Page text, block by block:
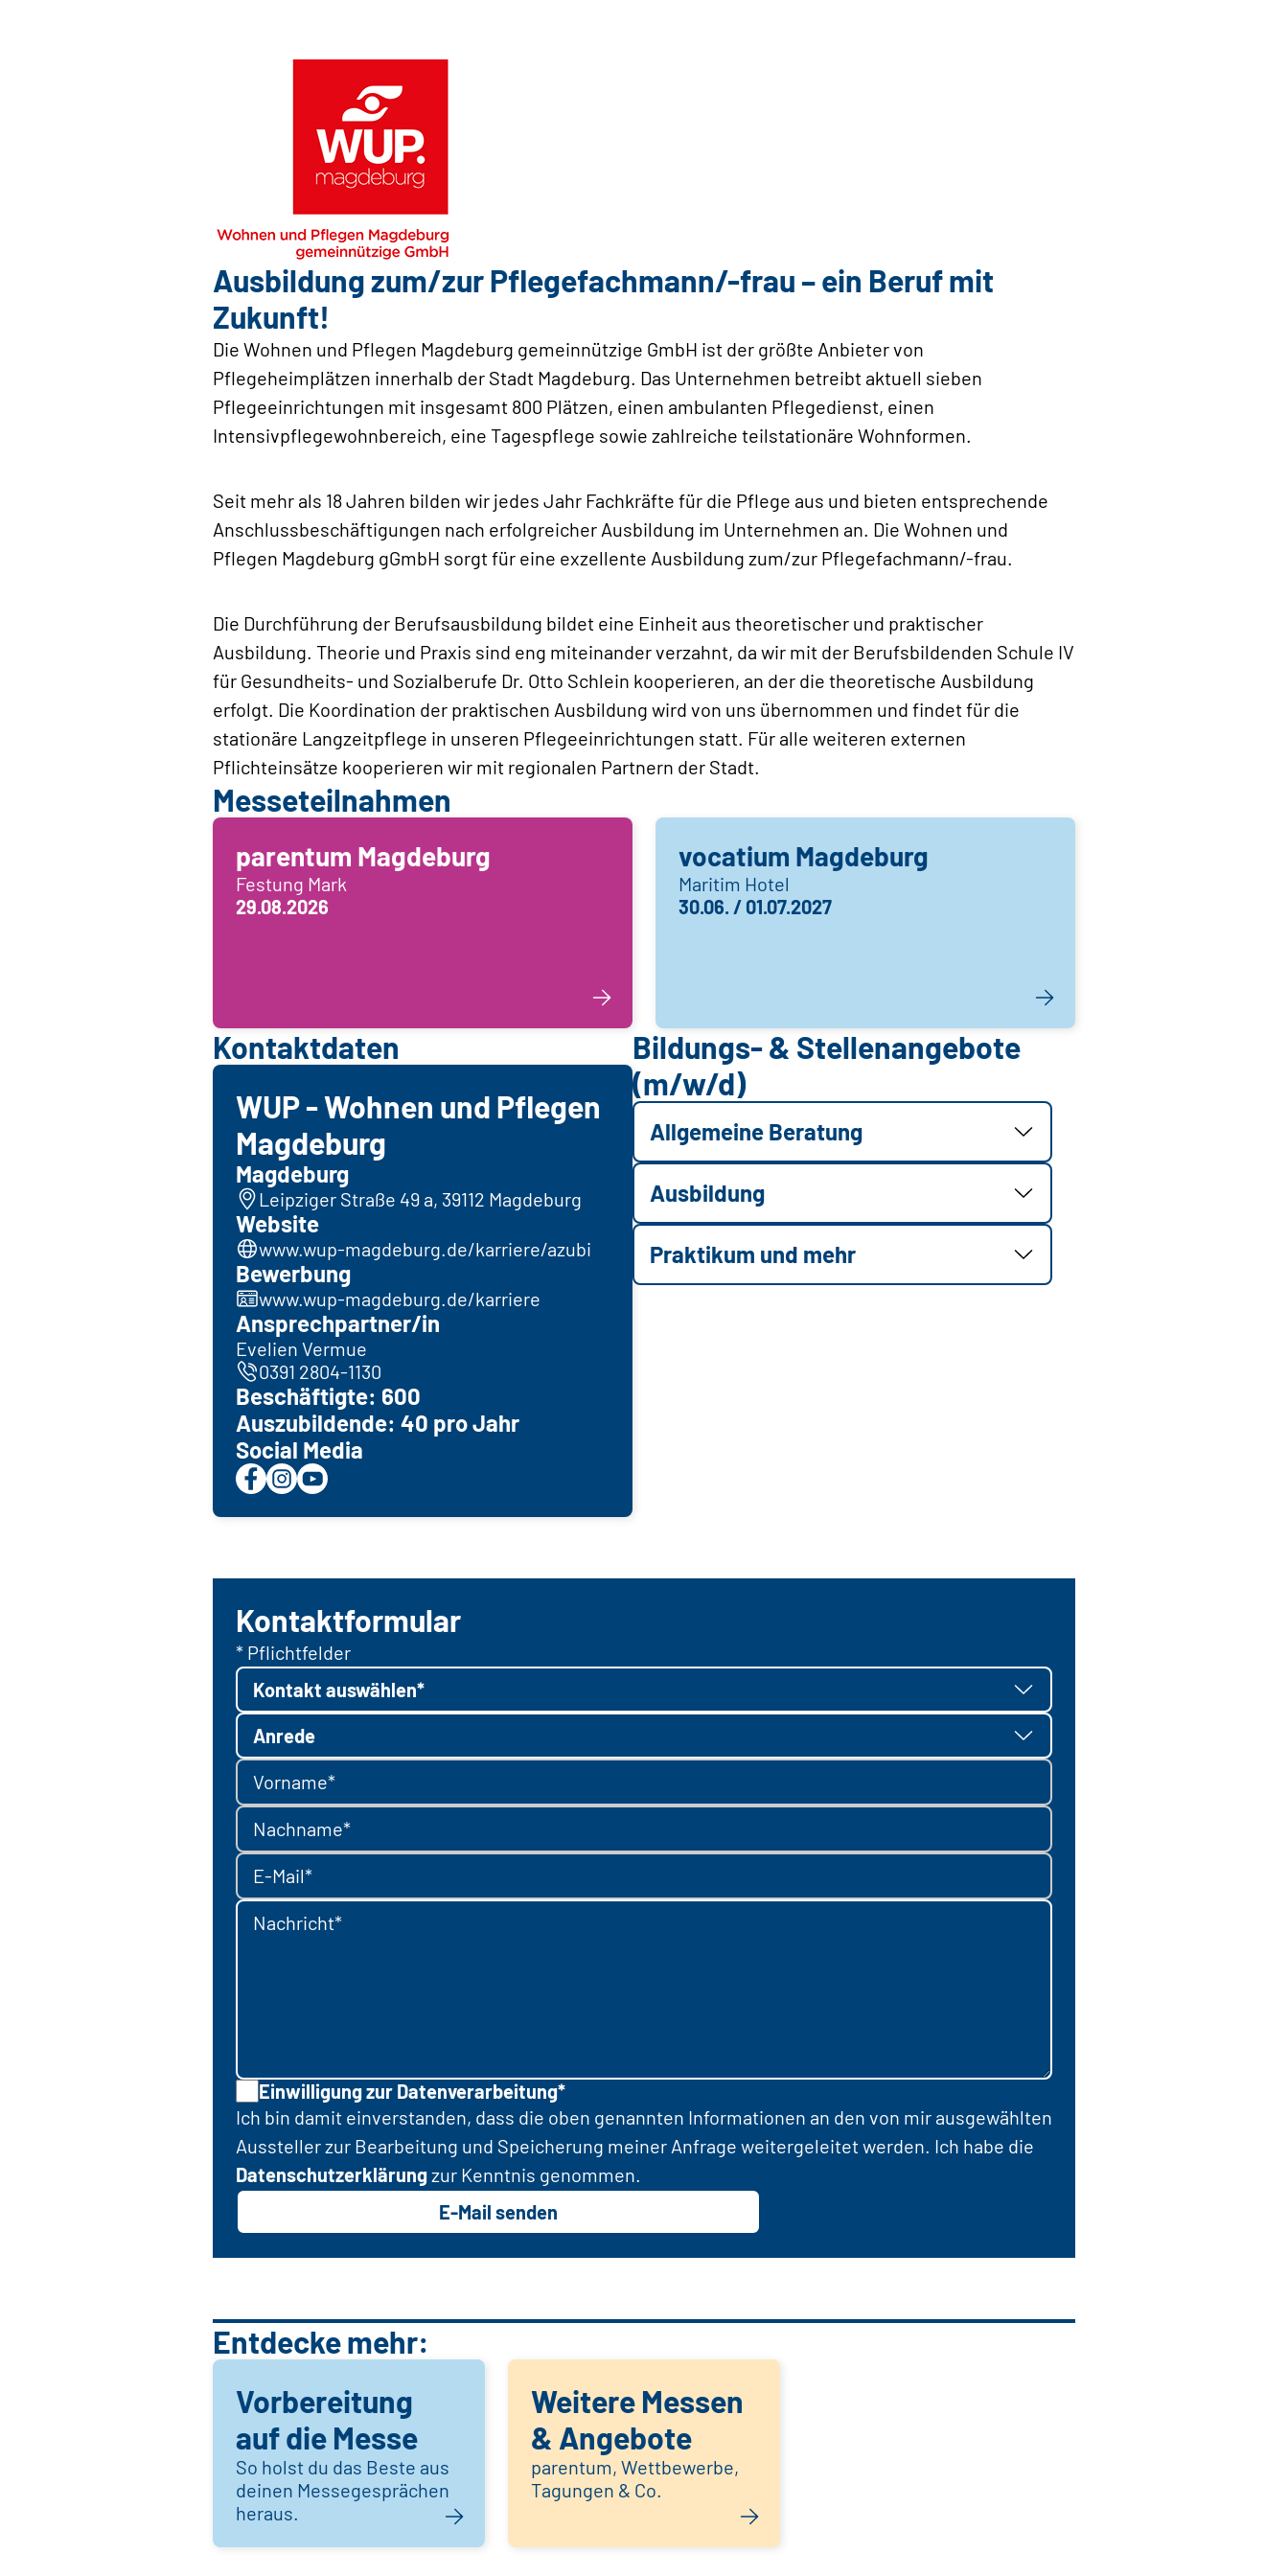
Ausbildung zum/zur Pflegefachmann/-frau – ein Beruf mit
Zukunft!
Die Wohnen und Pflegen Magdeburg gemeinnützige GmbH ist der größte Anbieter von
Pflegeheimplätzen innerhalb der Stadt Magdeburg. Das Unternehmen betreibt aktuell sieben
Pflegeeinrichtungen mit insgesamt 800 Plätzen, einen ambulanten Pflegedienst, einen
Intensivpflegewohnbereich, eine Tagespflege sowie zahlreiche teilstationäre Wohnformen.
Seit mehr als 18 Jahren bilden wir jedes Jahr Fachkräfte für die Pflege aus und bieten entsprechende
Anschlussbeschäftigungen nach erfolgreicher Ausbildung im Unternehmen an. Die Wohnen und
Pflegen Magdeburg gGmbH sorgt für eine exzellente Ausbildung zum/zur Pflegefachmann/-frau.
Die Durchführung der Berufsausbildung bildet eine Einheit aus theoretischer und praktischer
Ausbildung. Theorie und Praxis sind eng miteinander verzahnt, da wir mit der Berufsbildenden Schule IV
für Gesundheits- und Sozialberufe Dr. Otto Schlein kooperieren, an der die theoretische Ausbildung
erfolgt. Die Koordination der praktischen Ausbildung wird von uns übernommen und findet für die
stationäre Langzeitpflege in unseren Pflegeeinrichtungen statt. Für alle weiteren externen
Pflichteinsätze kooperieren wir mit regionalen Partnern der Stadt.
Messeteilnahmen
parentum Magdeburg
Festung Mark
29.08.2026
vocatium Magdeburg
Maritim Hotel
30.06. / 01.07.2027
Kontaktdaten
WUP - Wohnen und Pflegen
Magdeburg
Magdeburg
Leipziger Straße 49 a, 39112 Magdeburg
Website
www.wup-magdeburg.de/karriere/azubi
Bewerbung
www.wup-magdeburg.de/karriere
Ansprechpartner/in
Evelien Vermue
0391 2804-1130
Beschäftigte: 600
Auszubildende: 40 pro Jahr
Social Media
Bildungs- & Stellenangebote
(m/w/d)
Allgemeine Beratung
Ausbildung
Praktikum und mehr
Kontaktformular
* Pflichtfelder
Kontakt auswählen*
Anrede
Vorname*
Nachname*
E-Mail*
Nachricht*
Einwilligung zur Datenverarbeitung*
Ich bin damit einverstanden, dass die oben genannten Informationen an den von mir ausgewählten
Aussteller zur Bearbeitung und Speicherung meiner Anfrage weitergeleitet werden. Ich habe die
Datenschutzerklärungzur Kenntnis genommen.
E-Mail senden
Entdecke mehr:
Vorbereitung
auf die Messe
So holst du das Beste aus
deinen Messegesprächen
heraus.
Weitere Messen
& Angebote
parentum, Wettbewerbe,
Tagungen & Co.